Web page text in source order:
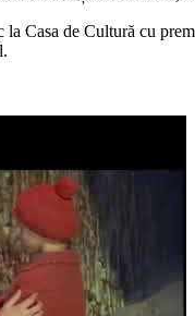
Casa de Cultură cu